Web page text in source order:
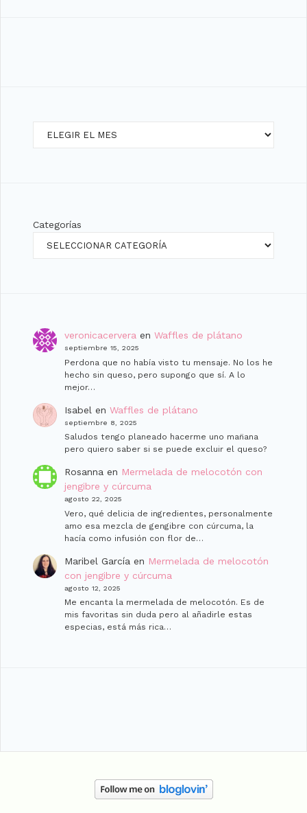
Categorías
veronicacerveraen Waffles de plátano
septiembre 15, 2025
Perdona que no había visto tu mensaje. No los he
hecho sin queso, pero supongo que sí. A lo
mejor…
Isabel en Waffles de plátano
septiembre 8, 2025
Saludos tengo planeado hacerme uno man̈ana
pero quiero saber si se puede excluir el queso?
Rosanna en Mermelada de melocotón con
jengibre y cúrcuma
agosto 22, 2025
Vero, qué delicia de ingredientes, personalmente
amo esa mezcla de gengibre con cúrcuma, la
hacía como infusión con flor de…
Maribel García en Mermelada de melocotón
con jengibre y cúrcuma
agosto 12, 2025
Me encanta la mermelada de melocotón. Es de
mis favoritas sin duda pero al añadirle estas
especias, está más rica…